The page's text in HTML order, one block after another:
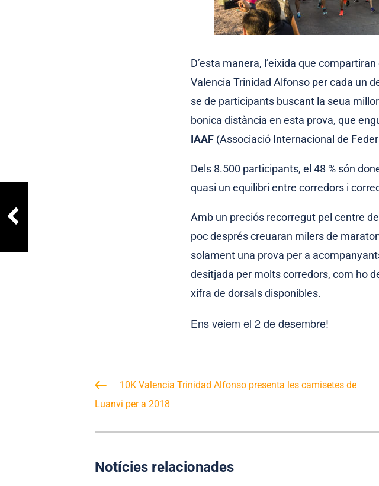
D’esta manera, l’eixida que
Valencia Trinidad Alfonso per cada un
se de participants buscant la seua
bonica distància en esta prova, que
IAAF (Associació Internacional de
Dels 8.500 participants, el 48 % són
quasi un equilibri entre corredors i
Amb un preciós recorregut pel centre
poc després creuaran milers de
solament una prova per a
desitjada per molts corredors, com ho
xifra de dorsals disponibles.
Ens veiem el 2 de desembre!
10K Valencia Trinidad Alfonso presenta les camisetes de
Luanvi per a 2018
Notícies relacionades